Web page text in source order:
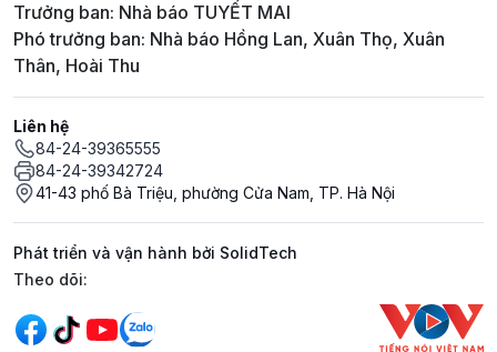
Trưởng ban: Nhà báo TUYẾT MAI
Phó trưởng ban: Nhà báo Hồng Lan, Xuân Thọ, Xuân
Thân, Hoài Thu
Liên hệ
84-24-39365555
84-24-39342724
41-43 phố Bà Triệu, phường Cửa Nam, TP. Hà Nội
Phát triển và vận hành bởi SolidTech
Mạng xã hội
Theo dõi: